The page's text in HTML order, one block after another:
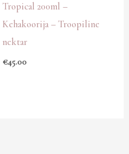
Tropical 200ml –
Kehakoorija – Troopiline
nektar
€45.00